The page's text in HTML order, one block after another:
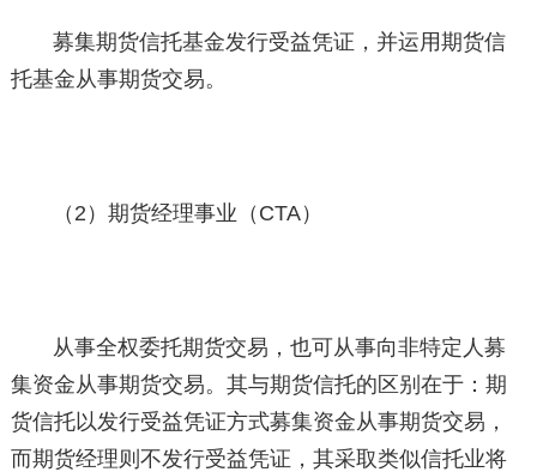
募集期货信托基金发行受益凭证，并运用期货信
托基金从事期货交易。
（2）期货经理事业（CTA）
从事全权委托期货交易，也可从事向非特定人募
集资金从事期货交易。其与期货信托的区别在于：期
货信托以发行受益凭证方式募集资金从事期货交易，
而期货经理则不发行受益凭证，其采取类似信托业将